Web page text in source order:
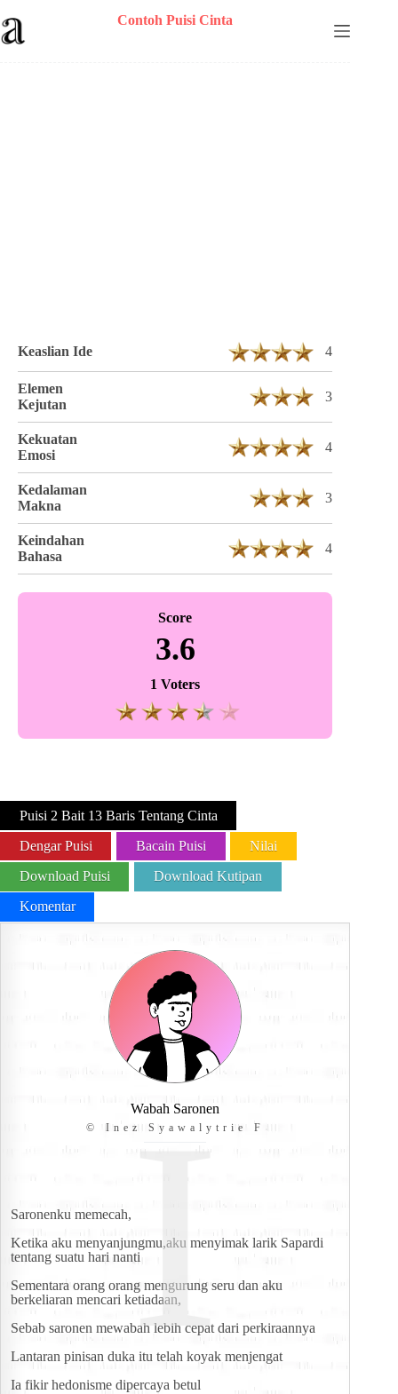
to
content
Contoh Puisi Cinta
Keaslian Ide 4
Elemen
Kejutan
3
Kekuatan
Emosi
4
Kedalaman
Makna
3
Keindahan
Bahasa
4
Score
3.6
1 Voters
Puisi 2 Bait 13 Baris Tentang Cinta
Dengar Puisi Bacain Puisi Nilai
Download Puisi Download Kutipan
Komentar
I
Wabah Saronen
© Inez Syawalytrie F
Saronenku memecah,
Ketika aku menyanjungmu,aku menyimak larik Sapardi
tentang suatu hari nanti
Sementara orang orang mengurung seru dan aku
berkeliaran mencari ketiadaan,
Sebab saronen mewabah lebih cepat dari perkiraannya
Lantaran pinisan duka itu telah koyak menjengat
Ia fikir hedonisme dipercaya betul